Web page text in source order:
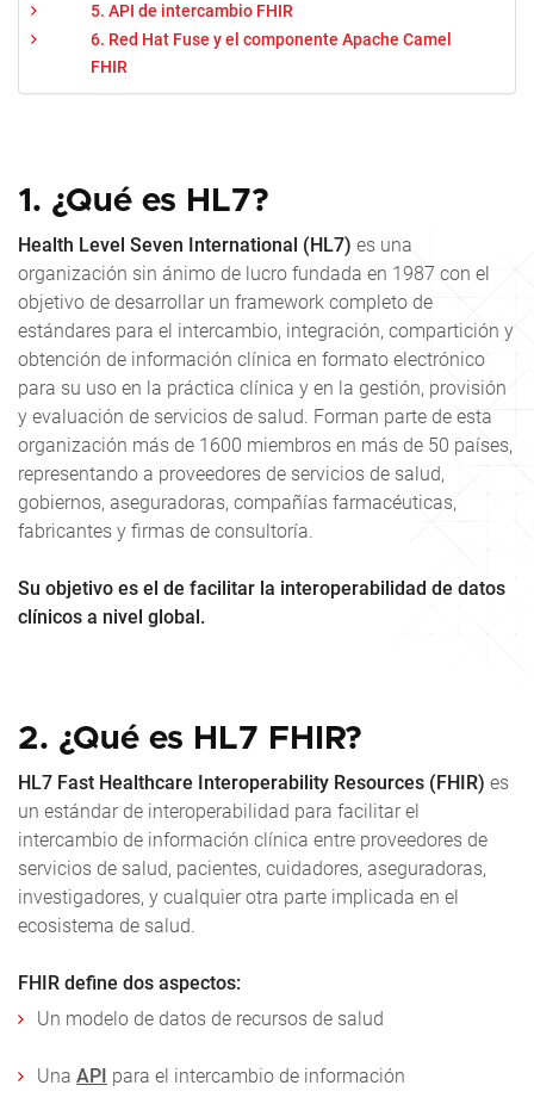
5. API de intercambio FHIR
6. Red Hat Fuse y el componente Apache Camel
FHIR
1. ¿Qué es HL7?
Health Level Seven International (HL7) es una
organización sin ánimo de lucro fundada en 1987 con el
objetivo de desarrollar un framework completo de
estándares para el intercambio, integración, compartición y
obtención de información clínica en formato electrónico
para su uso en la práctica clínica y en la gestión, provisión
y evaluación de servicios de salud. Forman parte de esta
organización más de 1600 miembros en más de 50 países,
representando a proveedores de servicios de salud,
gobiernos, aseguradoras, compañías farmacéuticas,
fabricantes y firmas de consultoría.
Su objetivo es el de facilitar la interoperabilidad de datos
clínicos a nivel global.
2. ¿Qué es HL7 FHIR?
HL7 Fast Healthcare Interoperability Resources (FHIR) es
un estándar de interoperabilidad para facilitar el
intercambio de información clínica entre proveedores de
servicios de salud, pacientes, cuidadores, aseguradoras,
investigadores, y cualquier otra parte implicada en el
ecosistema de salud.
FHIR define dos aspectos:
Un modelo de datos de recursos de salud
Una API para el intercambio de información